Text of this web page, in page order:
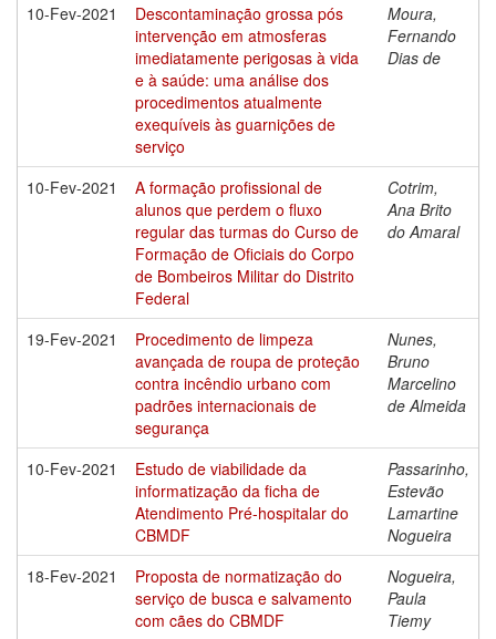
10-Fev-2021
Descontaminação grossa pós
intervenção em atmosferas
imediatamente perigosas à vida
e à saúde: uma análise dos
procedimentos atualmente
exequíveis às guarnições de
serviço
Moura,
Fernando
Dias de
10-Fev-2021
A formação profissional de
alunos que perdem o fluxo
regular das turmas do Curso de
Formação de Oficiais do Corpo
de Bombeiros Militar do Distrito
Federal
Cotrim,
Ana Brito
do Amaral
19-Fev-2021
Procedimento de limpeza
avançada de roupa de proteção
contra incêndio urbano com
padrões internacionais de
segurança
Nunes,
Bruno
Marcelino
de Almeida
10-Fev-2021
Estudo de viabilidade da
informatização da ficha de
Atendimento Pré-hospitalar do
CBMDF
Passarinho,
Estevão
Lamartine
Nogueira
18-Fev-2021
Proposta de normatização do
serviço de busca e salvamento
com cães do CBMDF
Nogueira,
Paula
Tiemy